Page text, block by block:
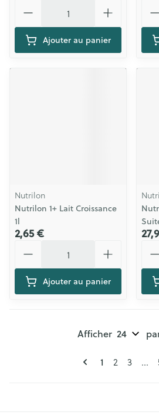
Ajouter au panier
Nutrilon
Nutrilon 1+ Lait Croissance
1l
2,65 €
Ajouter au panier
Pages
Vous lisez
1 Page
2 Page
3 ...
Afficher